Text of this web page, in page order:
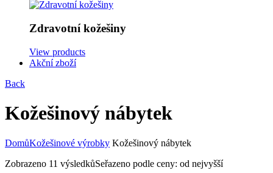
Zdravotní kožešiny
View products
Akční zboží
Back
Kožešinový nábytek
DomůKožešinové výrobky Kožešinový nábytek
Zobrazeno 11 výsledkůSeřazeno podle ceny: od nejvyšší